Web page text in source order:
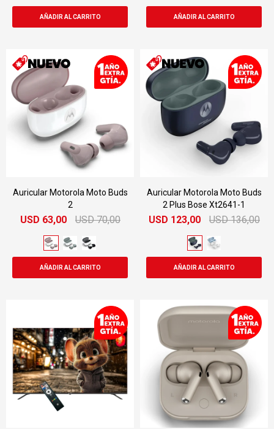
Auricular Motorola Moto Buds
2
USD 63,00 USD 70,00
Auricular Motorola Moto Buds
2 Plus Bose Xt2641-1
USD 123,00 USD 136,00